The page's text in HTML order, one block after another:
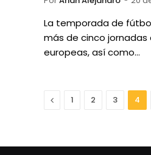
La temporada de
más de cinco
europeas, así como…
Anterior
1 2 3 4